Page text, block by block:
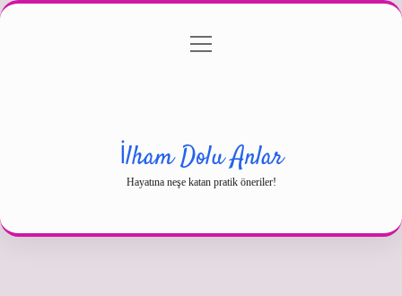
Gizlilik Politikası
menüyü
İlham Dolu Anlar
Hayatına neşe katan pratik öneriler!